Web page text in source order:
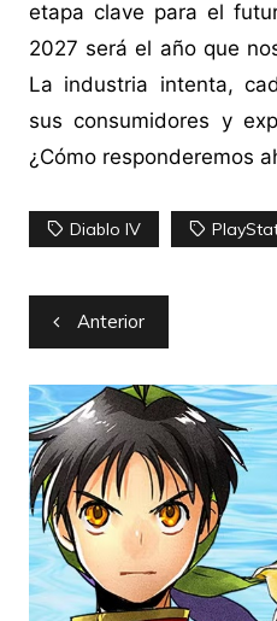
etapa clave para el
2027 será el año que
La industria intenta,
sus consumidores y
¿Cómo responderemos
Diablo IV
Navegación
de
entradas
Anterior